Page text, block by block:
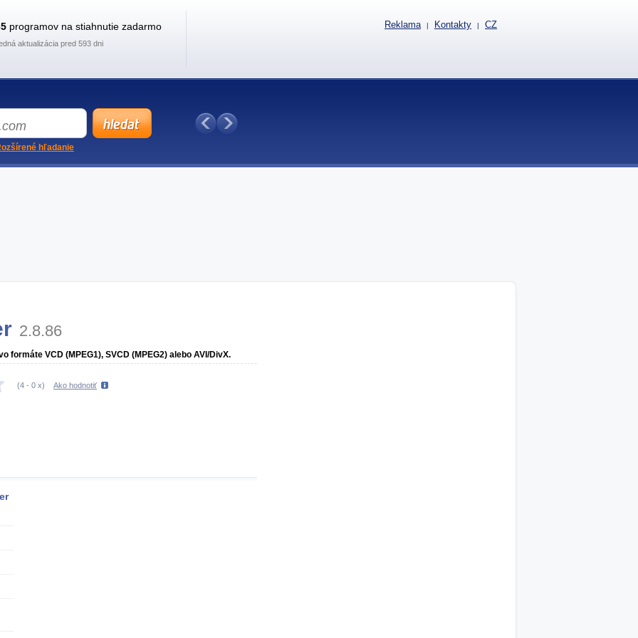
2.8.86
formáte VCD (MPEG1), SVCD (MPEG2) alebo AVI/DivX.
(4 - 0 x) Ako hodnotiť
programov na stiahnutie zadarmo
aktualizácia pred 593 dni
Reklama | Kontakty | CZ
hľadanie